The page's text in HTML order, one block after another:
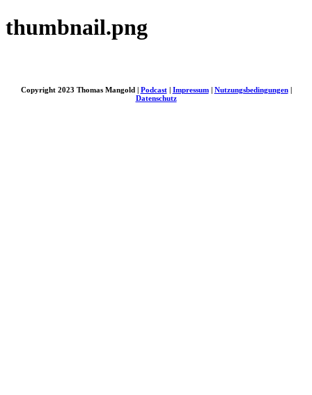
thumbnail.png
Copyright 2023 Thomas Mangold | Podcast| Impressum| Nutzungsbedingungen|
Datenschutz